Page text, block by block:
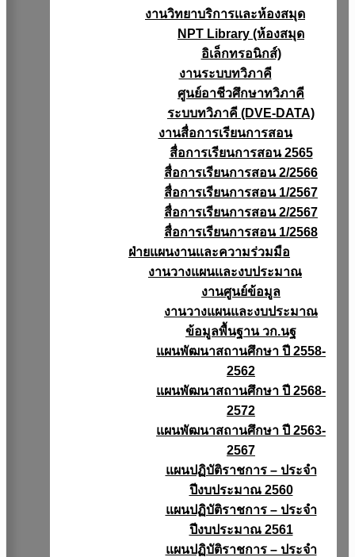
งานวิทยาบริการเเละห้องสมุด
NPT Library (ห้องสมุด
อิเล็กทรอนิกส์)
งานระบบทวิภาคี
ศูนย์อาชีวศึกษาทวิภาคี
ระบบทวิภาคี (DVE-DATA)
งานสื่อการเรียนการสอน
สื่อการเรียนการสอน 2565
สื่อการเรียนการสอน 2/2566
สื่อการเรียนการสอน 1/2567
สื่อการเรียนการสอน 2/2567
สื่อการเรียนการสอน 1/2568
ฝ่ายแผนงานเเละความร่วมมือ
งานวางแผนเเละงบประมาณ
งานศูนย์ข้อมูล
งานวางแผนและงบประมาณ
ข้อมูลพื้นฐาน วก.นฐ
แผนพัฒนาสถานศึกษา ปี 2558-
2562
แผนพัฒนาสถานศึกษา ปี 2568-
2572
แผนพัฒนาสถานศึกษา ปี 2563-
2567
แผนปฏิบัติราชการ – ประจำ
ปีงบประมาณ 2560
แผนปฏิบัติราชการ – ประจำ
ปีงบประมาณ 2561
แผนปฏิบัติราชการ – ประจำ